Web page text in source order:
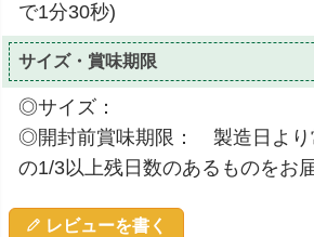
で1分30秒)
サイズ・賞味期限
◎サイズ：
◎開封前賞味期限： 製造日よ
の1/3以上残日数のあるものをお
レビューを書く